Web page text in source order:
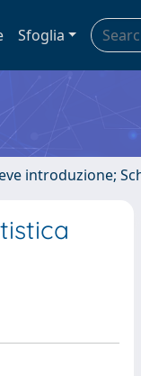
Sfoglia
introduzione;